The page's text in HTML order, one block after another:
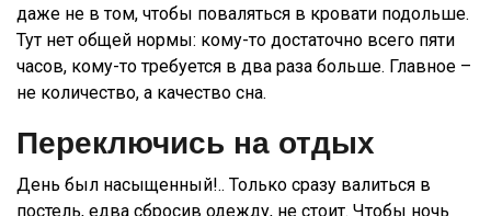
даже не в том, чтобы поваляться в кровати подольше.
Тут нет общей нормы: кому-то достаточно всего пяти
часов, кому-то требуется в два раза больше. Главное –
не количество, а качество сна.
Переключись на отдых
День был насыщенный!.. Только сразу валиться в
постель, едва сбросив одежду, не стоит. Чтобы ночь